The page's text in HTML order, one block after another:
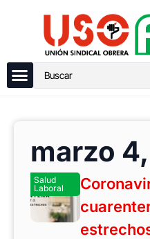
marzo
Salud
Laboral